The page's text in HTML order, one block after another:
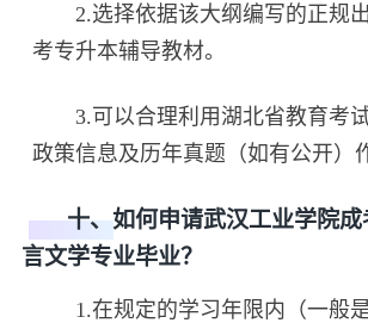
2.选择依据该大纲编写的正规
考专升本辅导教材。
3.可以合理利用湖北省教育考
政策信息及历年真题（如有公开）
十、如何申请武汉工业学院成
言文学专业毕业？
1.在规定的学习年限内（一般是